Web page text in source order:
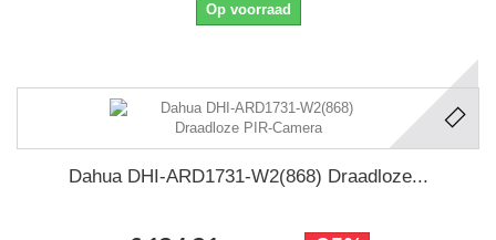
Op voorraad
Dahua DHI-ARD1731-W2(868) Draadloze...